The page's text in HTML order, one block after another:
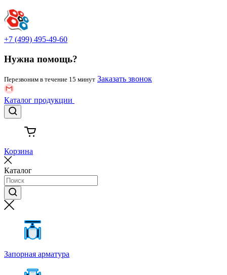
+7 (499) 495-49-60
Нужна помощь?
Перезвоним в течение 15 минут Заказать звонок
Каталог продукции
Корзина
Каталог
Запорная арматура